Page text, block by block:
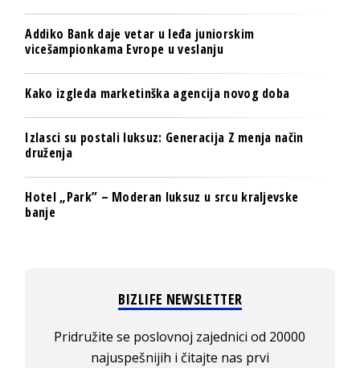
Addiko Bank daje vetar u leđa juniorskim
vicešampionkama Evrope u veslanju
Kako izgleda marketinška agencija novog doba
Izlasci su postali luksuz: Generacija Z menja način
druženja
Hotel „Park” – Moderan luksuz u srcu kraljevske
banje
BIZLIFE NEWSLETTER
Pridružite se poslovnoj zajednici od 20000
najuspešnijih i čitajte nas prvi